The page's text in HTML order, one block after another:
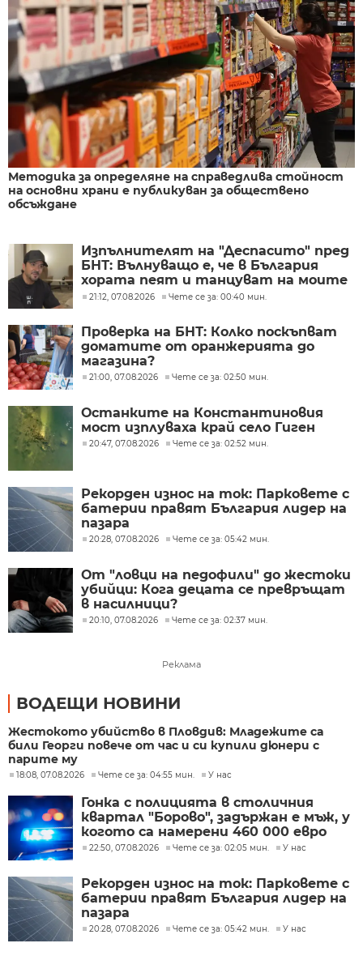
Методика за определяне на справедлива стойност
на основни храни е публикуван за обществено
обсъждане
Изпълнителят на "Деспасито" пред
БНТ: Вълнуващо е, че в България
хората пеят и танцуват на моите
песни
21:12, 07.08.2026 Чете се за: 00:40 мин.
Проверка на БНТ: Колко поскъпват
доматите от оранжерията до
магазина?
21:00, 07.08.2026 Чете се за: 02:50 мин.
Останките на Константиновия
мост изплуваха край село Гиген
20:47, 07.08.2026 Чете се за: 02:52 мин.
Рекорден износ на ток: Парковете с
батерии правят България лидер на
пазара
20:28, 07.08.2026 Чете се за: 05:42 мин.
От "ловци на педофили" до жестоки
убийци: Кога децата се превръщат
в насилници?
20:10, 07.08.2026 Чете се за: 02:37 мин.
Реклама
ВОДЕЩИ НОВИНИ
Жестокото убийство в Пловдив: Младежите са
били Георги повече от час и си купили дюнери с
парите му
18:08, 07.08.2026 Чете се за: 04:55 мин. У нас
Гонка с полицията в столичния
квартал "Борово", задържан е мъж, у
когото са намерени 460 000 евро
22:50, 07.08.2026 Чете се за: 02:05 мин. У нас
Рекорден износ на ток: Парковете с
батерии правят България лидер на
пазара
20:28, 07.08.2026 Чете се за: 05:42 мин. У нас